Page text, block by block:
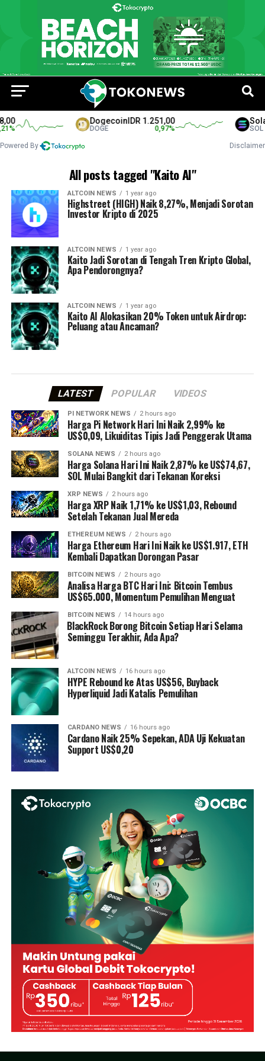
%
DogecoinIDR 1.251,00
DOGE 0,97% SOL
Powered By Disclaimer
All posts tagged "Kaito AI"
ALTCOIN NEWS 1 year ago
Highstreet (HIGH) Naik 8,27%, Menjadi Sorotan
Investor Kripto di 2025
ALTCOIN NEWS 1 year ago
Kaito Jadi Sorotan di Tengah Tren Kripto Global,
Apa Pendorongnya?
ALTCOIN NEWS 1 year ago
Kaito AI Alokasikan 20% Token untuk Airdrop:
Peluang atau Ancaman?
LATEST POPULAR VIDEOS
PI NETWORK NEWS 2 hours ago
Harga Pi Network Hari Ini Naik 2,99% ke
US$0,09, Likuiditas Tipis Jadi Penggerak Utama
SOLANA NEWS 2 hours ago
Harga Solana Hari Ini Naik 2,87% ke US$74,67,
SOL Mulai Bangkit dari Tekanan Koreksi
XRP NEWS 2 hours ago
Harga XRP Naik 1,71% ke US$1,03, Rebound
Setelah Tekanan Jual Mereda
ETHEREUM NEWS 2 hours ago
Harga Ethereum Hari Ini Naik ke US$1.917, ETH
Kembali Dapatkan Dorongan Pasar
BITCOIN NEWS 2 hours ago
Analisa Harga BTC Hari Ini: Bitcoin Tembus
US$65.000, Momentum Pemulihan Menguat
BITCOIN NEWS 14 hours ago
⁠BlackRock Borong Bitcoin Setiap Hari Selama
Seminggu Terakhir, Ada Apa?
ALTCOIN NEWS 16 hours ago
HYPE Rebound ke Atas US$56, Buyback
Hyperliquid Jadi Katalis Pemulihan
CARDANO NEWS 16 hours ago
Cardano Naik 25% Sepekan, ADA Uji Kekuatan
Support US$0,20